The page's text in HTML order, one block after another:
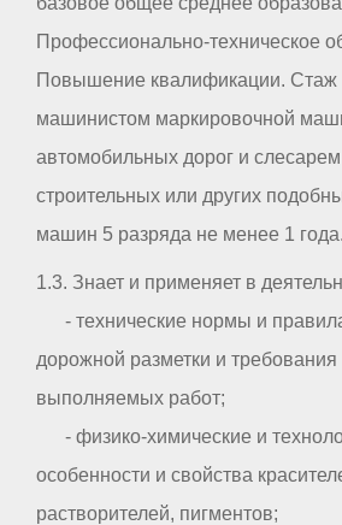
Профессионально-техническое
Повышение квалификации. Стаж
машинистом маркировочной
автомобильных дорог и
строительных или других
машин 5 разряда не менее 1 года.
1.3. Знает и применяет в
- технические нормы и
дорожной разметки и требования
выполняемых работ;
- физико-химические и
особенности и свойства
растворителей, пигментов;